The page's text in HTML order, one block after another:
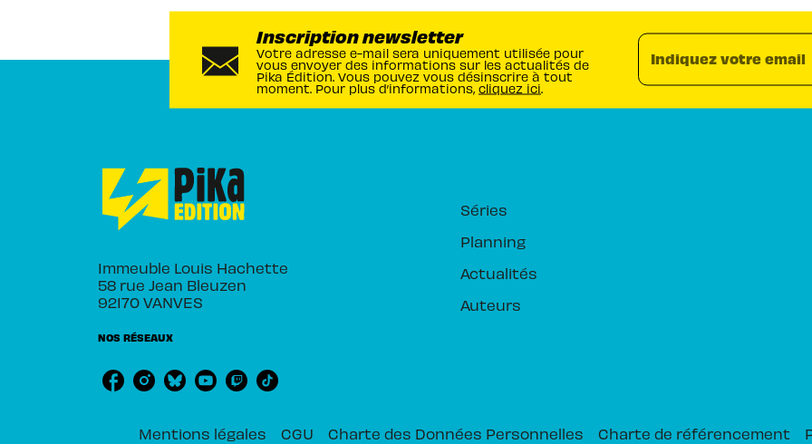
Inscription newsletter
Votre adresse e-mail sera uniquement utilisée pour
vous envoyer des informations sur les actualités de
Pika Édition. Vous pouvez vous désinscrire à tout
moment. Pour plus d’informations, cliquez ici
Indiquez votre email
Immeuble Louis Hachette
58 rue Jean Bleuzen
92170 VANVES
NOS RÉSEAUX
Séries
Planning
Actualités
Auteurs
Mentions légales CGU Charte des Données Personnelles Charte de référencement